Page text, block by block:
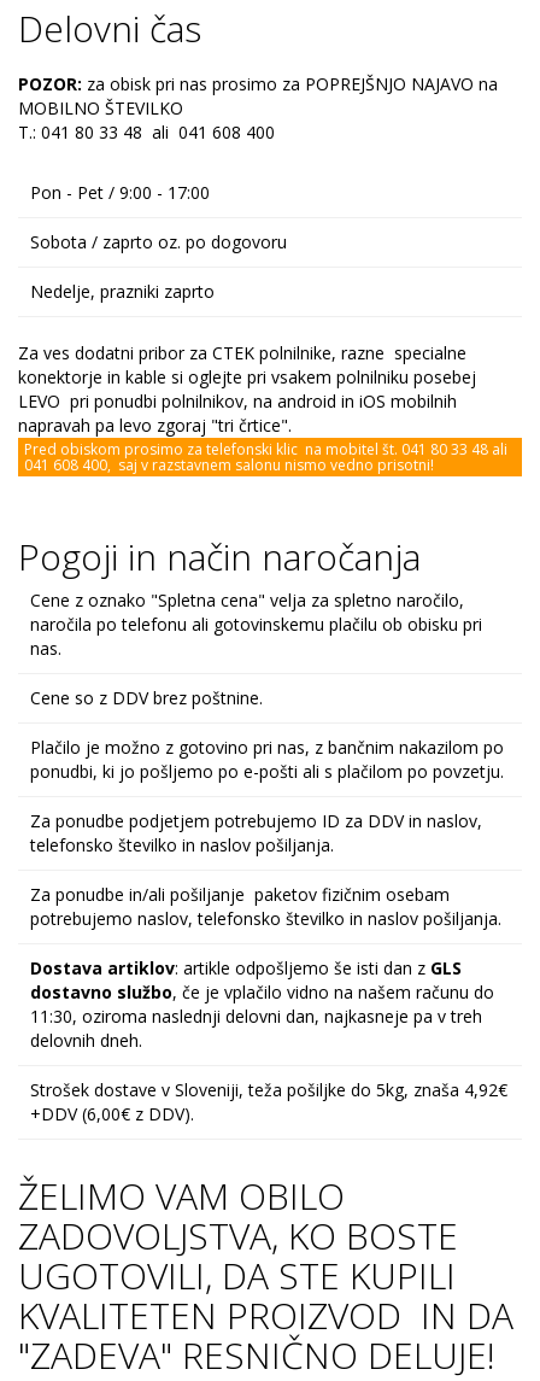
Delovni čas
POZOR: za obisk pri nas prosimo za POPREJŠNJO NAJAVO na
MOBILNO ŠTEVILKO
T.: 041 80 33 48 ali 041 608 400
Pon - Pet / 9:00 - 17:00
Sobota / zaprto oz. po dogovoru
Nedelje, prazniki zaprto
Za ves dodatni pribor za CTEK polnilnike, razne specialne
konektorje in kable si oglejte pri vsakem polnilniku posebej
LEVO pri ponudbi polnilnikov, na android in iOS mobilnih
napravah pa levo zgoraj "tri črtice".
Pred obiskom prosimo za telefonski klic na mobitel št. 041 80 33 48 ali
041 608 400, saj v razstavnem salonu nismo vedno prisotni!
Pogoji in način naročanja
Cene z oznako "Spletna cena" velja za spletno naročilo,
naročila po telefonu ali gotovinskemu plačilu ob obisku pri
nas.
Cene so z DDV brez poštnine.
Plačilo je možno z gotovino pri nas, z bančnim nakazilom po
ponudbi, ki jo pošljemo po e-pošti ali s plačilom po povzetju.
Za ponudbe podjetjem potrebujemo ID za DDV in naslov,
telefonsko številko in naslov pošiljanja.
Za ponudbe in/ali pošiljanje paketov fizičnim osebam
potrebujemo naslov, telefonsko številko in naslov pošiljanja.
Dostava artiklov: artikle odpošljemo še isti dan z GLS
dostavno službo, če je vplačilo vidno na našem računu do
11:30, oziroma naslednji delovni dan, najkasneje pa v treh
delovnih dneh.
Strošek dostave v Sloveniji, teža pošiljke do 5kg, znaša 4,92€
+DDV (6,00€ z DDV).
ŽELIMO VAM OBILO
ZADOVOLJSTVA, KO BOSTE
UGOTOVILI, DA STE KUPILI
KVALITETEN PROIZVOD IN DA
"ZADEVA" RESNIČNO DELUJE!